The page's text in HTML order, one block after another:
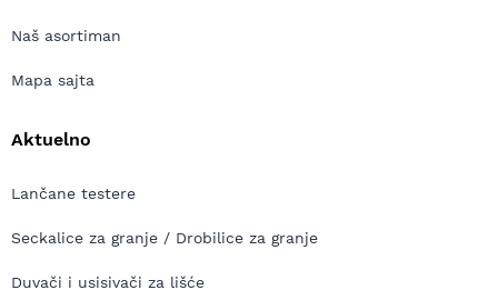
Naš asortiman
Mapa sajta
Aktuelno
Lančane testere
Seckalice za granje / Drobilice za granje
Duvači i usisivači za lišće